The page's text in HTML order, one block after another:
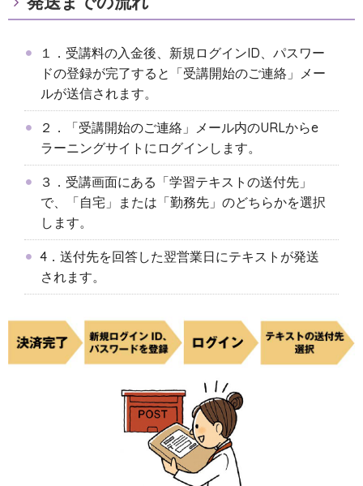
１．受講料の入金後、新規ログインID、パスワー
ドの登録が完了すると「受講開始のご連絡」メー
ルが送信されます。
２．「受講開始のご連絡」メール内のURLからe
ラーニングサイトにログインします。
３．受講画面にある「学習テキストの送付先」
で、「自宅」または「勤務先」のどちらかを選択
します。
4．送付先を回答した翌営業日にテキストが発送
されます。